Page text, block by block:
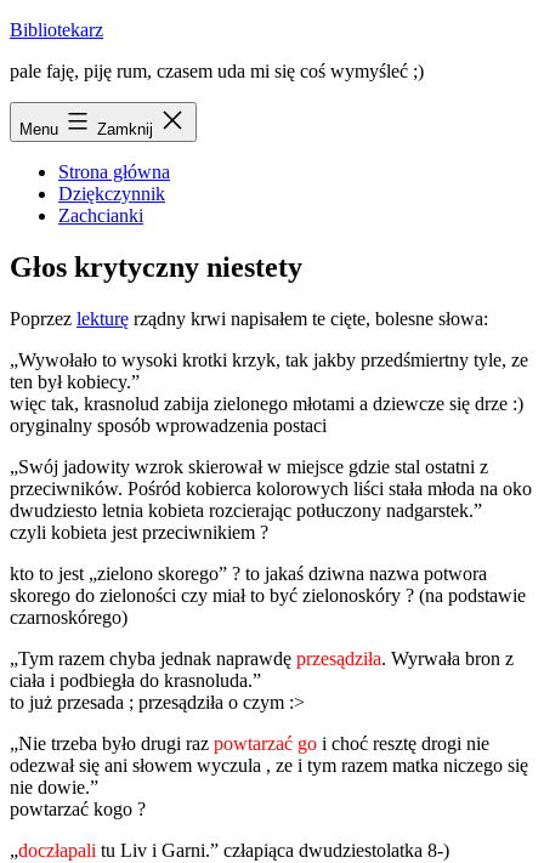
Przejdź
treści
Bibliotekarz
pale faję, piję rum, czasem uda mi się coś wymyśleć ;)
Menu Zamknij
Strona główna
Dziękczynnik
Zachcianki
Głos krytyczny niestety
Poprzez lekturę rządny krwi napisałem te cięte, bolesne słowa:
„Wywołało to wysoki krotki krzyk, tak jakby przedśmiertny tyle, ze
ten był kobiecy.”
więc tak, krasnolud zabija zielonego młotami a dziewcze się drze :)
oryginalny sposób wprowadzenia postaci
„Swój jadowity wzrok skierował w miejsce gdzie stal ostatni z
przeciwników. Pośród kobierca kolorowych liści stała młoda na oko
dwudziesto letnia kobieta rozcierając potłuczony nadgarstek.”
czyli kobieta jest przeciwnikiem ?
kto to jest „zielono skorego” ? to jakaś dziwna nazwa potwora
skorego do zieloności czy miał to być zielonoskóry ? (na podstawie
czarnoskórego)
„Tym razem chyba jednak naprawdę przesądziła. Wyrwała bron z
ciała i podbiegła do krasnoluda.”
to już przesada ; przesądziła o czym :>
„Nie trzeba było drugi raz powtarzać go i choć resztę drogi nie
odezwał się ani słowem wyczula , ze i tym razem matka niczego się
nie dowie.”
powtarzać kogo ?
„doczłapali tu Liv i Garni.” człapiąca dwudziestolatka 8-)